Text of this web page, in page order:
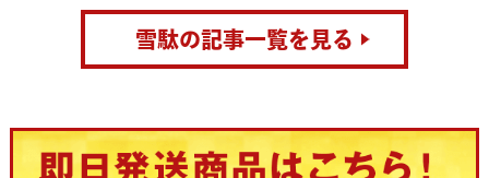
雪駄の記事一覧を見る